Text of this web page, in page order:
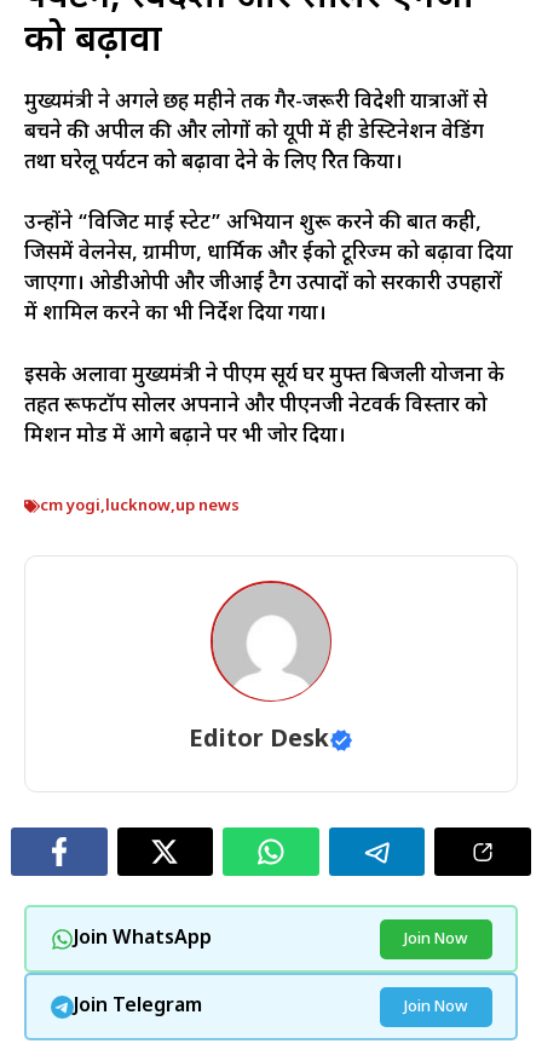
को बढ़ावा
मुख्यमंत्री ने अगले छह महीने तक गैर-जरूरी विदेशी यात्राओं से
बचने की अपील की और लोगों को यूपी में ही डेस्टिनेशन वेडिंग
तथा घरेलू पर्यटन को बढ़ावा देने के लिए प्रेरित किया।
उन्होंने “विजिट माई स्टेट” अभियान शुरू करने की बात कही,
जिसमें वेलनेस, ग्रामीण, धार्मिक और ईको टूरिज्म को बढ़ावा दिया
जाएगा। ओडीओपी और जीआई टैग उत्पादों को सरकारी उपहारों
में शामिल करने का भी निर्देश दिया गया।
इसके अलावा मुख्यमंत्री ने पीएम सूर्य घर मुफ्त बिजली योजना के
तहत रूफटॉप सोलर अपनाने और पीएनजी नेटवर्क विस्तार को
मिशन मोड में आगे बढ़ाने पर भी जोर दिया।
cm yogi,lucknow,up news
Editor Desk
Join WhatsApp Join Now
Join Telegram Join Now